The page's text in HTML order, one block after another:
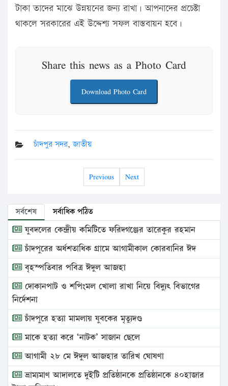
টাকা তাদের মাঝে উন্নয়নের জন্য রাখা। আপনাদের প্রচেষ্টা
থাকলে সরকারের এই উদ্দেশ্য সফল বাস্তবায়ন হবে।
Share this news as a Photo Card
Download Photo Card
চাঁদপুর সদর,জাতীয়
Previous Next
সর্বশেষ সর্বাধিক পঠিত
যুবদলের কেন্দ্রীয় কমিটিতে ফরিদগঞ্জের তারেকুর রহমান
চাঁদপুরের অর্ধশতাধিক গ্রামে আগামীকাল কোরবানির ঈদ
বৃহস্পতিবার পবিত্র ঈদুল আজহা
দোকানপাট ও শপিংমল খোলা রাখা নিয়ে বিদ্যুৎ বিভাগের
নির্দেশনা
চাঁদপুরে হত্যা মামলায় যুবকের মৃত্যুদণ্ড
মাকে হত্যা করে ‘নাটক’ সাজান ছেলে
আগামী ২৮ মে ঈদুল আজহার তারিখ ঘোষণা
ভ্রাম্যমাণ আদালতে দুইটি প্রতিষ্ঠানকে প্রতিষ্ঠানকে ৪০হাজার